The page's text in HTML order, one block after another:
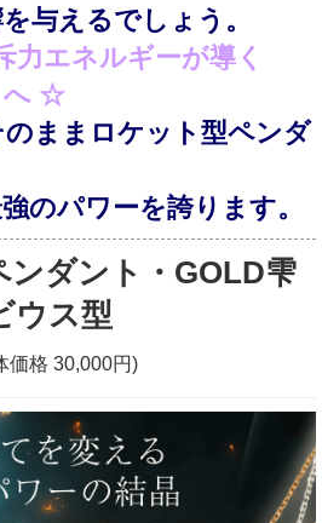
与えるでしょう。
力エネルギーが導く
へ ☆
ままロケット型ペンダ
のパワーを誇ります。
ンダント・GOLD雫
ウス型
価格 30,000円)